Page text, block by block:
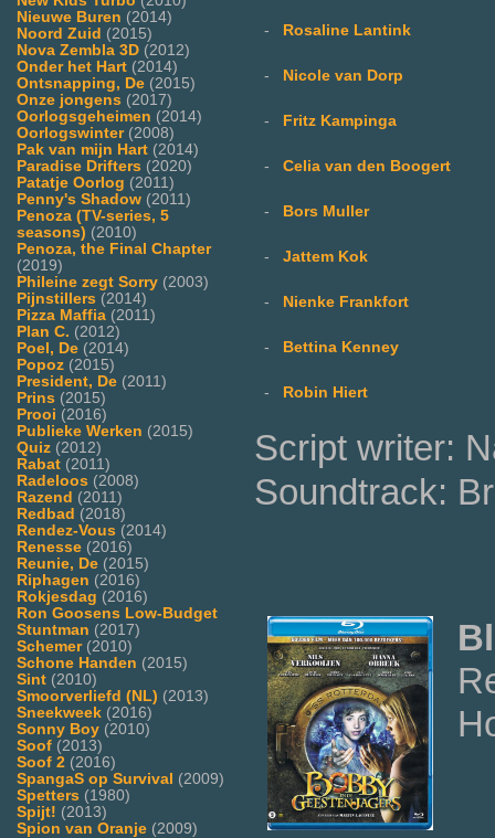
Nieuwe Buren (2014)
Noord Zuid (2015)
Nova Zembla 3D (2012)
Onder het Hart (2014)
Ontsnapping, De (2015)
Onze jongens (2017)
Oorlogsgeheimen (2014)
Oorlogswinter(2008)
Pak van mijn Hart (2014)
Paradise Drifters (2020)
Patatje Oorlog (2011)
Penny's Shadow (2011)
Penoza (TV-series, 5
seasons) (2010)
Penoza, the Final Chapter
(2019)
Phileine zegt Sorry (2003)
Pijnstillers (2014)
Pizza Maffia (2011)
Plan C. (2012)
Poel, De (2014)
Popoz (2015)
President, De (2011)
Prins (2015)
Prooi (2016)
Publieke Werken (2015)
Quiz (2012)
Rabat (2011)
Radeloos (2008)
Razend (2011)
Redbad (2018)
Rendez-Vous (2014)
Renesse (2016)
Reunie, De (2015)
Riphagen (2016)
Rokjesdag (2016)
Ron Goosens Low-Budget
Stuntman (2017)
Schemer(2010)
Schone Handen (2015)
Sint (2010)
Smoorverliefd (NL) (2013)
Sneekweek (2016)
Sonny Boy (2010)
Soof (2013)
Soof 2 (2016)
SpangaS op Survival (2009)
Spetters (1980)
Spijt! (2013)
Spion van Oranje (2009)
- Rosaline Lantink
- Nicole van Dorp
- Fritz Kampinga
- Celia van den Boogert
- Bors Muller
- Jattem Kok
- Nienke Frankfort
- Bettina Kenney
- Robin Hiert
Script writer:
Soundtrack: